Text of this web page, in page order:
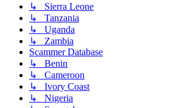
↳ Sierra Leone
↳ Tanzania
↳ Uganda
↳ Zambia
Scammer Database
↳ Benin
↳ Cameroon
↳ Ivory Coast
↳ Nigeria